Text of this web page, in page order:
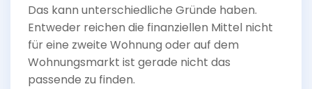
Das kann unterschiedliche Gründe haben.
Entweder reichen die finanziellen Mittel nicht
für eine zweite Wohnung oder auf dem
Wohnungsmarkt ist gerade nicht das
passende zu finden.